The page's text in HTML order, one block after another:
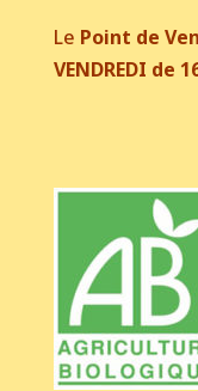
Le Point de
VENDREDI de